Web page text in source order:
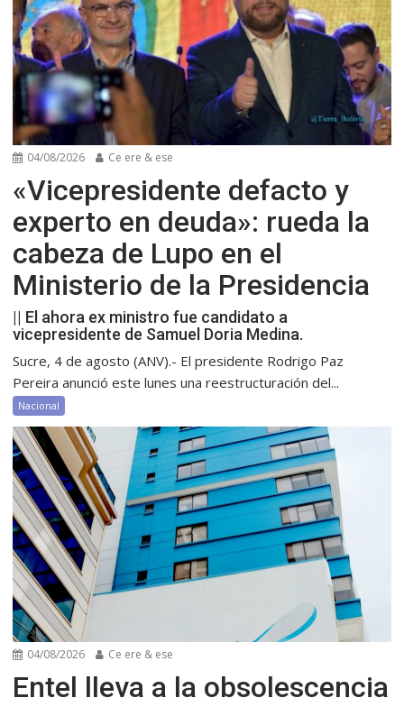
04/08/2026 Ce ere & ese
«Vicepresidente defacto y
experto en deuda»: rueda la
cabeza de Lupo en el
Ministerio de la Presidencia
|| El ahora ex ministro fue candidato a
vicepresidente de Samuel Doria Medina.
Sucre, 4 de agosto (ANV).- El presidente Rodrigo Paz
Pereira anunció este lunes una reestructuración del...
Nacional
04/08/2026 Ce ere & ese
Entel lleva a la obsolescencia